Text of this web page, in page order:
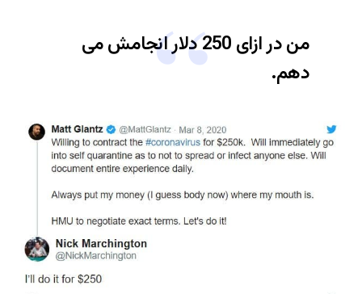
من در ازای 250 دلار انجامش می
دهم.